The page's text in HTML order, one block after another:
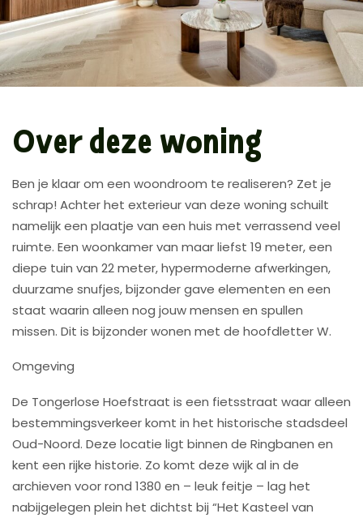
Over deze woning
Ben je klaar om een woondroom te realiseren? Zet je
schrap! Achter het exterieur van deze woning schuilt
namelijk een plaatje van een huis met verrassend veel
ruimte. Een woonkamer van maar liefst 19 meter, een
diepe tuin van 22 meter, hypermoderne afwerkingen,
duurzame snufjes, bijzonder gave elementen en een
staat waarin alleen nog jouw mensen en spullen
missen. Dit is bijzonder wonen met de hoofdletter W.
Omgeving
De Tongerlose Hoefstraat is een fietsstraat waar alleen
bestemmingsverkeer komt in het historische stadsdeel
Oud-Noord. Deze locatie ligt binnen de Ringbanen en
kent een rijke historie. Zo komt deze wijk al in de
archieven voor rond 1380 en – leuk feitje – lag het
nabijgelegen plein het dichtst bij “Het Kasteel van